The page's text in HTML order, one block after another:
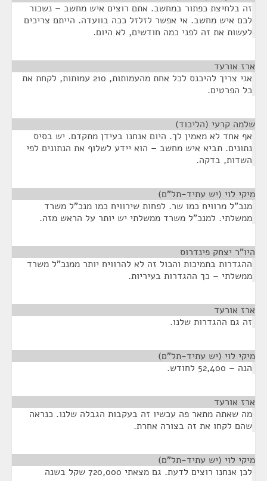
זה בלחיצת כפתור במחשב. אתם רוצים איש מחשב – נשכור
לכם איש מחשב. אי אפשר לזלזל ככה בוועדה. הייתם צריכים
לעשות את זה לפני כמה חודשים, לא היום.
ארז אורעד
אני צריך להיכנס לכל אחת מהעמותות, 210 עמותות, לקחת את
כל הפרטים.
שלמה קרעי (הליכוד)
אף אחד לא מאמין לך. היום אנחנו בעידן מתקדם. יש בסיס
נתונים. תביא איש מחשב – הוא יידע לשלוף את הנתונים לפי
השדות, בדקה.
מיקי לוי (יש עתיד-תל"ם)
מנכ"ל מרוויח כמו שר. לפחות שירוויח כמו מנכ"ל משרד
ממשלתי. למנכ"ל משרד ממשלתי יש יותר על הראש מזה.
היו"ר יצחק פינדרוס
ההגדרות בתמיכות והכול זה לא להרוויח יותר ממנכ"ל משרד
ממשלתי – כך ההגדרות בעיריות.
ארז אורעד
זה גם ההגדרות שלנו.
מיקי לוי (יש עתיד-תל"ם)
הנה – 52,400 לחודש.
ארז אורעד
מה שאתה מתאר פה עכשיו זה בעקבות הגבלה שלנו. כנראה
שהם לקחו את זה בצורה אחרת.
מיקי לוי (יש עתיד-תל"ם)
לכן אנחנו רוצים לדעת. גם מצאתי 720,000 שקל בשנה